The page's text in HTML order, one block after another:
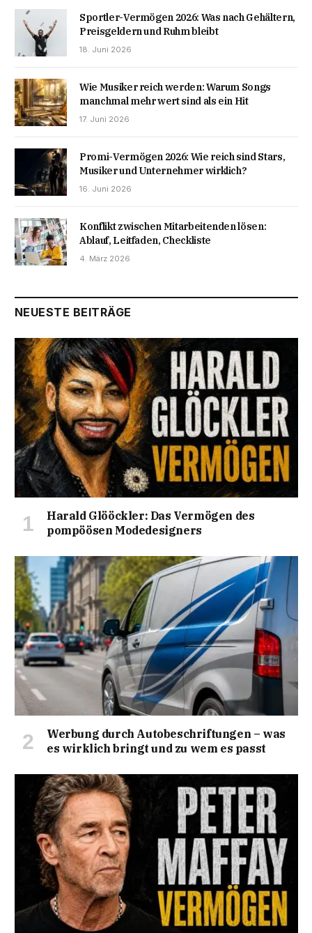
Sportler-Vermögen 2026: Was nach Gehältern,
Preisgeldern und Ruhm bleibt
18. Juni 2026
Wie Musiker reich werden: Warum Songs
manchmal mehr wert sind als ein Hit
17. Juni 2026
Promi-Vermögen 2026: Wie reich sind Stars,
Musiker und Unternehmer wirklich?
16. Juni 2026
Konflikt zwischen Mitarbeitenden lösen:
Ablauf, Leitfaden, Checkliste
4. März 2026
NEUESTE BEITRÄGE
Harald Glööckler: Das Vermögen des
pompöösen Modedesigners
Werbung durch Autobeschriftungen – was
es wirklich bringt und zu wem es passt